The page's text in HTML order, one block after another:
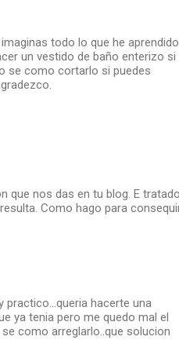
todo lo que he
un vestido de baño enterizo si
se como cortarlo si puedes
que nos das en tu blog. E tratado
Como hago para
practico...queria hacerte una
ya tenia pero me quedo mal el
como arreglarlo..que solucion